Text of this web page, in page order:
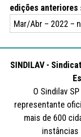
edições anteriores
SINDILAV -
O Sindilav
representante
mais de 600
instâncias